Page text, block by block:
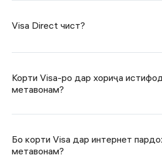
Visa Direct чист?
Корти Visa-ро дар хориҷа
метавонам?
Бо корти Visa дар интернет
метавонам?